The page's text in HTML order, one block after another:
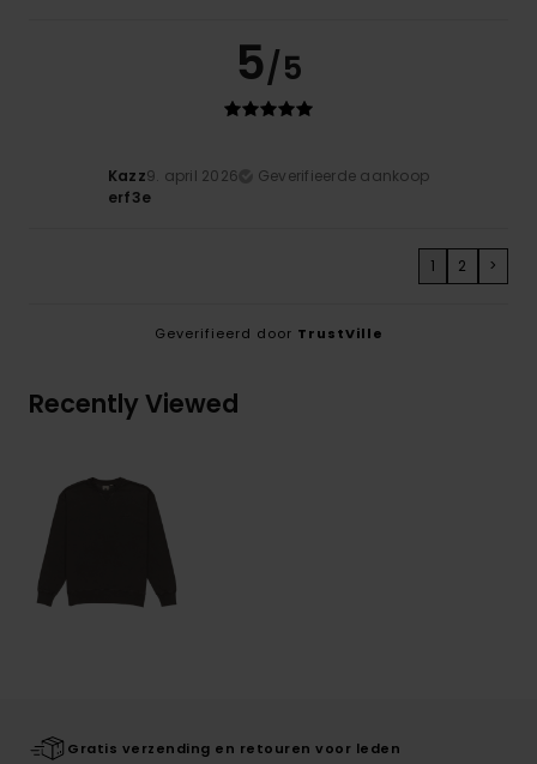
5/5
Kazz9. april 2026
Geverifieerde aankoop
erf3e
1 2 >
Geverifieerd door TrustVille
Recently Viewed
Gratis verzending en retouren voor leden